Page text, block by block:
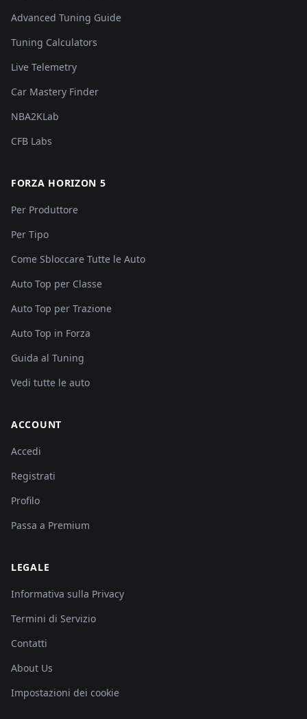
Advanced Tuning Guide
Tuning Calculators
Live Telemetry
Car Mastery Finder
NBA2KLab
CFB Labs
FORZA HORIZON 5
Per Produttore
Per Tipo
Come Sbloccare Tutte le Auto
Auto Top per Classe
Auto Top per Trazione
Auto Top in Forza
Guida al Tuning
Vedi tutte le auto
ACCOUNT
Accedi
Registrati
Profilo
Passa a Premium
LEGALE
Informativa sulla Privacy
Termini di Servizio
Contatti
About Us
Impostazioni dei cookie